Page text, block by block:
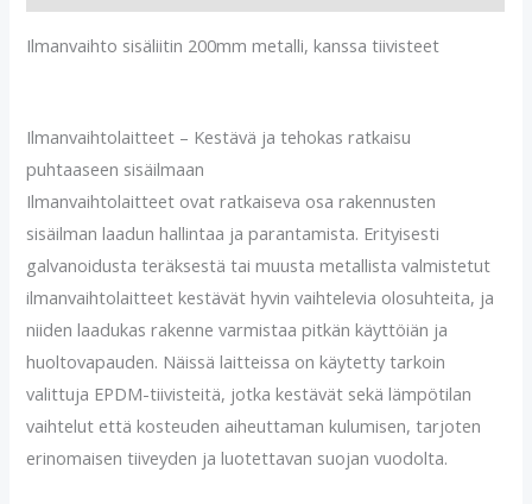
Ilmanvaihto sisäliitin 200mm metalli, kanssa tiivisteet
Ilmanvaihtolaitteet – Kestävä ja tehokas ratkaisu
puhtaaseen sisäilmaan
Ilmanvaihtolaitteet ovat ratkaiseva osa rakennusten
sisäilman laadun hallintaa ja parantamista. Erityisesti
galvanoidusta teräksestä tai muusta metallista valmistetut
ilmanvaihtolaitteet kestävät hyvin vaihtelevia olosuhteita, ja
niiden laadukas rakenne varmistaa pitkän käyttöiän ja
huoltovapauden. Näissä laitteissa on käytetty tarkoin
valittuja EPDM-tiivisteitä, jotka kestävät sekä lämpötilan
vaihtelut että kosteuden aiheuttaman kulumisen, tarjoten
erinomaisen tiiveyden ja luotettavan suojan vuodolta.